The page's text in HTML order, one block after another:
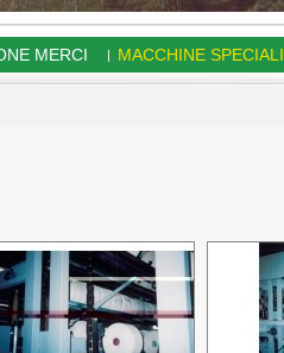
MERCI | MACCHINE SPECIALI